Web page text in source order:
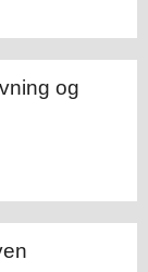
og